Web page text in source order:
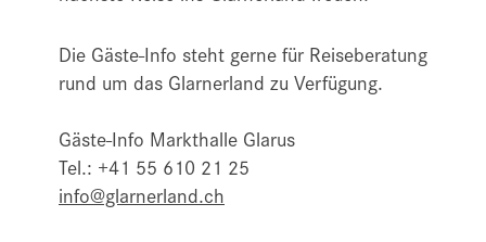
Die Gäste-Info steht gerne für Reiseberatung
rund um das Glarnerland zu Verfügung.
Gäste-Info Markthalle Glarus
Tel.: +41 55 610 21 25
info@glarnerland.ch